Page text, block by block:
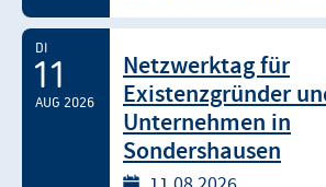
DI
11
AUG 2026
Netzwerktag für
Existenzgründer
Unternehmen in
Sondershausen